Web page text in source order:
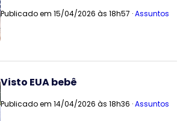
Publicado em 15/04/2026 às 18h57 ·Assuntos
Visto EUA bebê
Publicado em 14/04/2026 às 18h36 ·Assuntos